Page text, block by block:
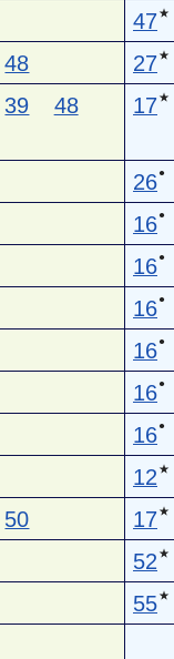
47★
48 27★
39
48
17★
26●
16●
16●
16●
16●
16●
16●
12 ★
50 17★
52 ★
55★